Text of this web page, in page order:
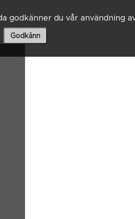
godkänner du vår användning
Godkänn